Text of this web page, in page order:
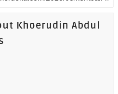
Khoerudin Abdul